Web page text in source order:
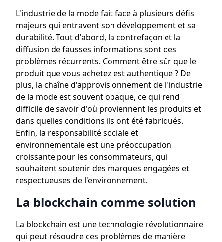
L'industrie de la mode fait face à plusieurs défis
majeurs qui entravent son développement et sa
durabilité. Tout d'abord, la contrefaçon et la
diffusion de fausses informations sont des
problèmes récurrents. Comment être sûr que le
produit que vous achetez est authentique ? De
plus, la chaîne d'approvisionnement de l'industrie
de la mode est souvent opaque, ce qui rend
difficile de savoir d'où proviennent les produits et
dans quelles conditions ils ont été fabriqués.
Enfin, la responsabilité sociale et
environnementale est une préoccupation
croissante pour les consommateurs, qui
souhaitent soutenir des marques engagées et
respectueuses de l'environnement.
La blockchain comme solution
La blockchain est une technologie révolutionnaire
qui peut résoudre ces problèmes de manière